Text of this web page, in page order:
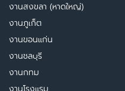
งานสงขลา (หาดใหญ่)
งานภูเก็ต
งานขอนแก่น
งานชลบุรี
งานกทม
งานโรงแรม